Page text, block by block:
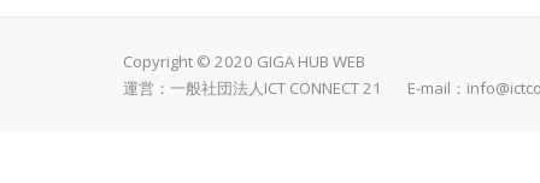
Copyright © 2020 GIGA HUB WEB
運営：一般社団法人ICT CONNECT 21 E-mail：